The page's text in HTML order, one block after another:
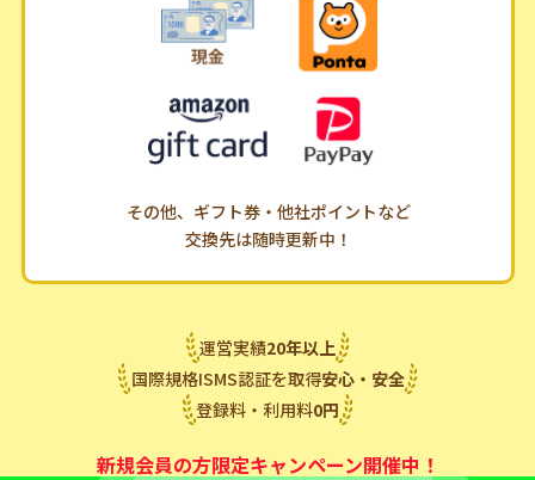
その他、ギフト券・他社ポイントなど
交換先は随時更新中！
運営実績20年以上
国際規格ISMS認証を取得安心・安全
登録料・利用料0円
新規会員の方限定キャンペーン開催中！